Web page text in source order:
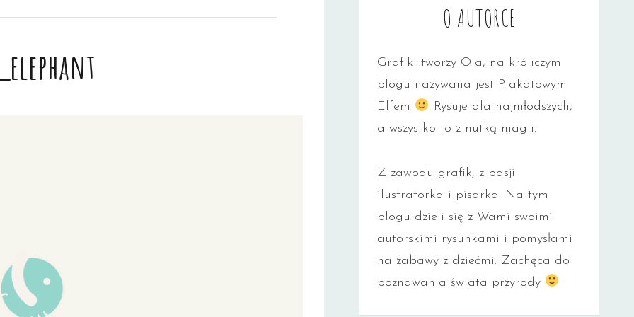
O AUTORCE
Grafiki tworzy Ola, na króliczym
blogu nazywana jest Plakatowym
Elfem
Rysuje dla najmłodszych,
a wszystko to z nutką magii.
Z zawodu grafik, z pasji
ilustratorka i pisarka. Na tym
blogu dzieli się z Wami swoimi
autorskimi rysunkami i pomysłami
na zabawy z dziećmi. Zachęca do
poznawania świata przyrody